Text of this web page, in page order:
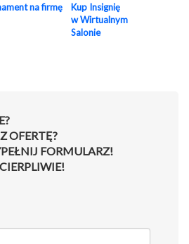
na firmę
Kup Insignię
w Wirtualnym
Salonie
OFERTĘ?
FORMULARZ!